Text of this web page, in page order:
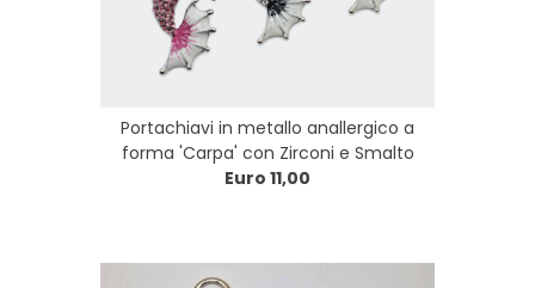
Portachiavi in metallo anallergico a
forma 'Carpa' con Zirconi e Smalto
Euro 11,00